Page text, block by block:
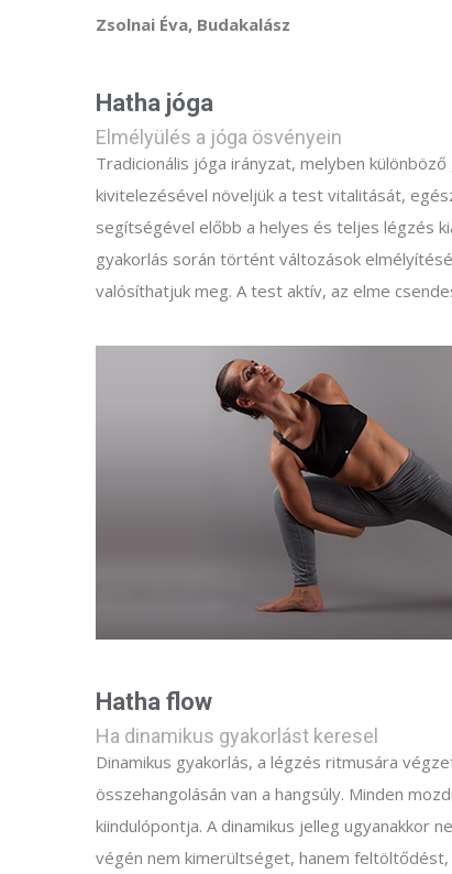
Zsolnai Éva, Budakalász
Hatha jóga
Elmélyülés a jóga ösvényein
Tradicionális jóga irányzat, melyben
kivitelezésével növeljük a test vitalitását,
segítségével előbb a helyes és teljes légzés
gyakorlás során történt változások
valósíthatjuk meg. A test aktív, az elme
Hatha flow
Ha dinamikus gyakorlást keresel
Dinamikus gyakorlás, a légzés ritmusára
összehangolásán van a hangsúly. Minden
kiindulópontja. A dinamikus jelleg ugyanakkor
végén nem kimerültséget, hanem